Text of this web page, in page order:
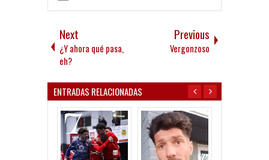
Next
¿Y ahora qué pasa,
eh?
Previous
Vergonzoso
ENTRADAS RELACIONADAS